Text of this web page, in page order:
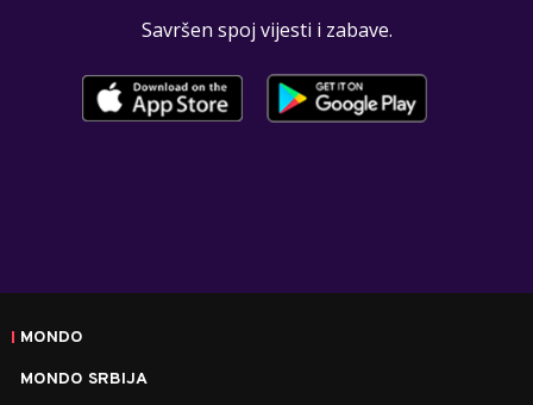
Savršen spoj vijesti i zabave.
MONDO
MONDO SRBIJA